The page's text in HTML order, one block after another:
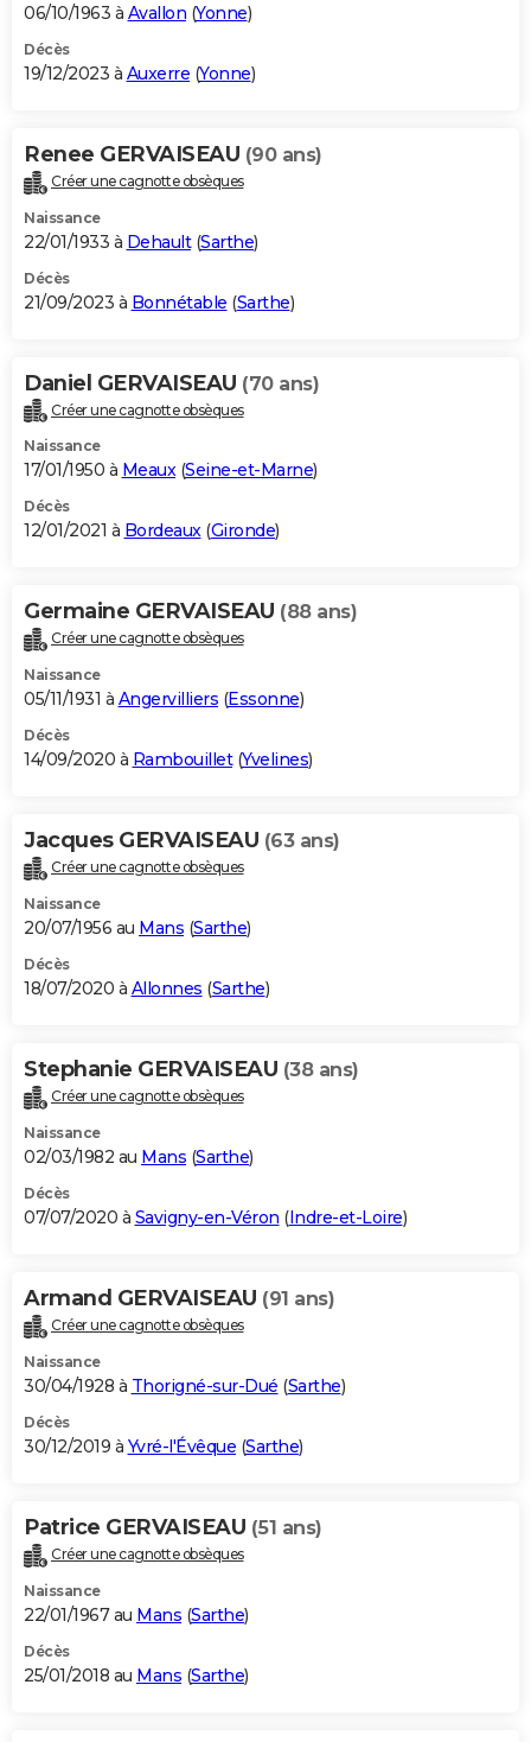
06/10/1963 à Avallon (Yonne)
Décès
19/12/2023 à Auxerre (Yonne)
Renee GERVAISEAU (90 ans)
Créer une cagnotte obsèques
Naissance
22/01/1933 à Dehault(Sarthe)
Décès
21/09/2023 à Bonnétable (Sarthe)
Daniel GERVAISEAU (70 ans)
Créer une cagnotte obsèques
Naissance
17/01/1950 à Meaux(Seine-et-Marne)
Décès
12/01/2021 à Bordeaux(Gironde)
Germaine GERVAISEAU (88 ans)
Créer une cagnotte obsèques
Naissance
05/11/1931 à Angervilliers (Essonne)
Décès
14/09/2020 à Rambouillet(Yvelines)
Jacques GERVAISEAU (63 ans)
Créer une cagnotte obsèques
Naissance
20/07/1956 au Mans (Sarthe)
Décès
18/07/2020 à Allonnes (Sarthe)
Stephanie GERVAISEAU (38 ans)
Créer une cagnotte obsèques
Naissance
02/03/1982 au Mans (Sarthe)
Décès
07/07/2020 à Savigny-en-Véron (Indre-et-Loire)
Armand GERVAISEAU (91 ans)
Créer une cagnotte obsèques
Naissance
30/04/1928 à Thorigné-sur-Dué (Sarthe)
Décès
30/12/2019 à Yvré-l'Évêque (Sarthe)
Patrice GERVAISEAU (51 ans)
Créer une cagnotte obsèques
Naissance
22/01/1967 au Mans (Sarthe)
Décès
25/01/2018 au Mans (Sarthe)